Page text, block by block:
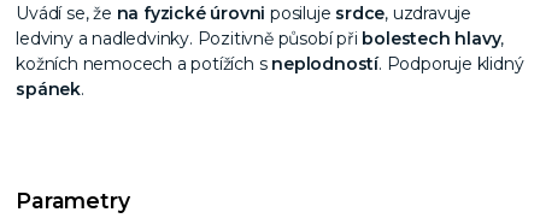
Uvádí se, že na fyzické úrovni posiluje srdce, uzdravuje
ledviny a nadledvinky. Pozitivně působí při bolestech hlavy,
kožních nemocech a potížích s neplodností. Podporuje klidný
spánek.
Parametry